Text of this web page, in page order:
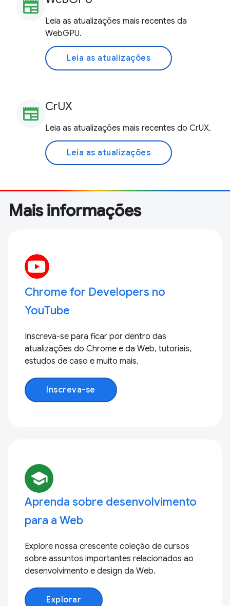
newspaper
Leia as atualizações mais recentes da
WebGPU.
Leia as atualizações
newspaper CrUX
Leia as atualizações mais recentes do CrUX.
Leia as atualizações
Mais informações
Chrome for Developers no
YouTube
Inscreva-se para ficar por dentro das
atualizações do Chrome e da Web, tutoriais,
estudos de caso e muito mais.
Inscreva-se
school
Aprenda sobre desenvolvimento
para a Web
Explore nossa crescente coleção de cursos
sobre assuntos importantes relacionados ao
desenvolvimento e design da Web.
Explorar